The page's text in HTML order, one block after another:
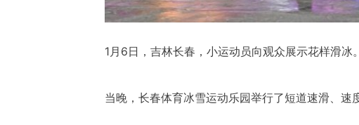
1月6日，吉林长春，小运动员向观众展示花样滑冰
当晚，长春体育冰雪运动乐园举行了短道速滑、